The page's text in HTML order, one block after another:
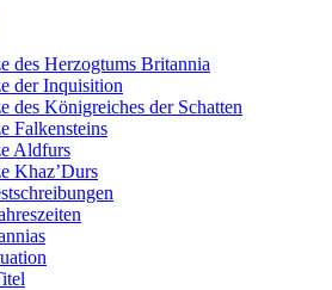
des Herzogtums Britannia
der Inquisition
des Königreiches der Schatten
Falkensteins
Aldfurs
Khaz’Durs